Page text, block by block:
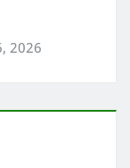
2026